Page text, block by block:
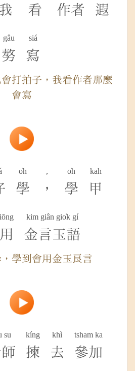
我 看 作者 遐
gâu
𠢕
siá
寫
打拍子，我看作者那麼
會寫
o̍h
學
,
，
o̍h
學
kah
甲
iōng
用
kim giân gio̍k gí
金言玉語
學到會用金玉良言
su kíng
揀
khì
去
tsham ka
參加